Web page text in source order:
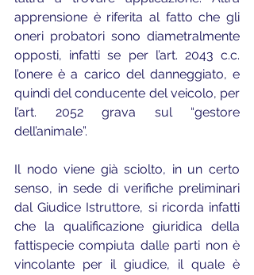
apprensione è riferita al fatto che gli
oneri probatori sono diametralmente
opposti, infatti se per l’art. 2043 c.c.
l’onere è a carico del danneggiato, e
quindi del conducente del veicolo, per
l’art. 2052 grava sul “gestore
dell’animale”.
Il nodo viene già sciolto, in un certo
senso, in sede di verifiche preliminari
dal Giudice Istruttore, si ricorda infatti
che la qualificazione giuridica della
fattispecie compiuta dalle parti non è
vincolante per il giudice, il quale è